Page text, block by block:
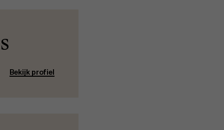
Bekijk profiel